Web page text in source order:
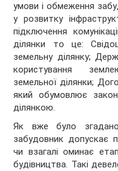
умови і обмеження
у розвитку
підключення
ділянки то це:
земельну ділянку;
користування
земельної ділянки;
який обумовлює
ділянкою.
Як вже було
забудовник допускає
чи взагалі оминає
будівництва. Такі